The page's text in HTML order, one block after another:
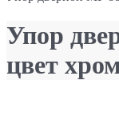
Упор
цвет